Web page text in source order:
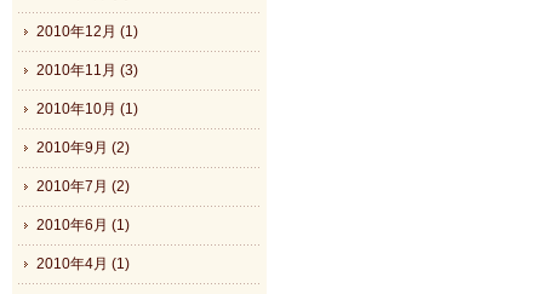
2010年12月 (1)
2010年11月 (3)
2010年10月 (1)
2010年9月 (2)
2010年7月 (2)
2010年6月 (1)
2010年4月 (1)